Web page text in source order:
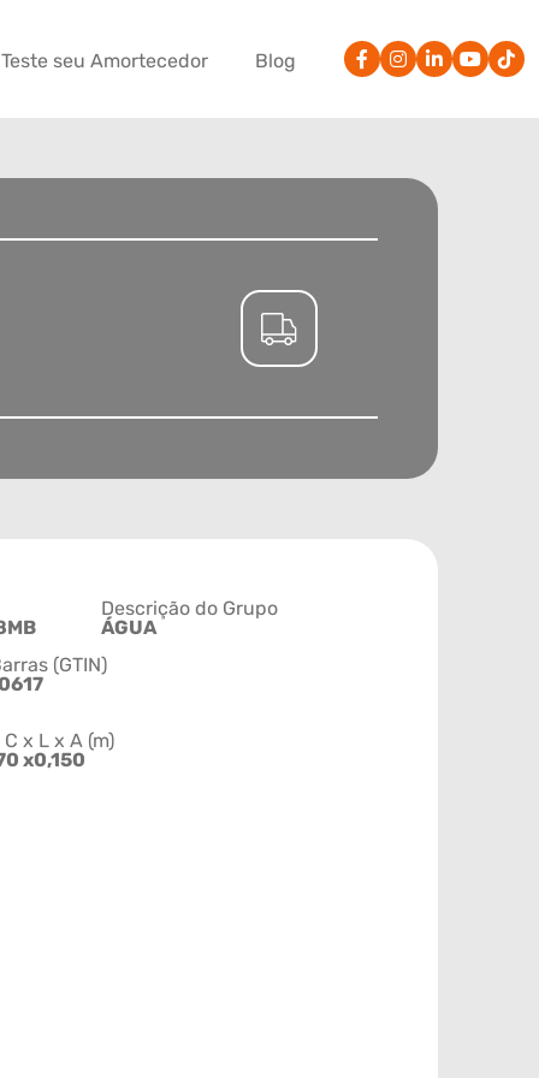
Teste seu Amortecedor Blog
Descrição do Grupo
ÁGUA
(GTIN)
x L x A (m)
x0,150